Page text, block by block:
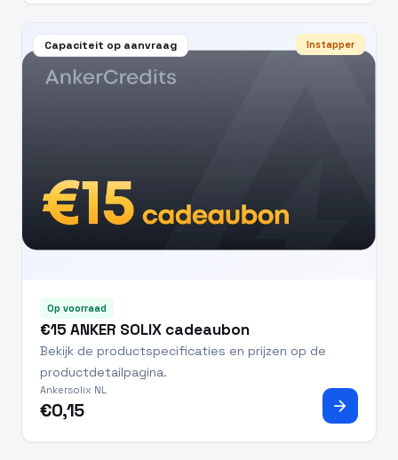
Capaciteit op aanvraag Instapper
Op voorraad
€15 ANKER SOLIX cadeaubon
Bekijk de productspecificaties en prijzen op de
productdetailpagina.
Ankersolix NL
€0,15 arrow_forward